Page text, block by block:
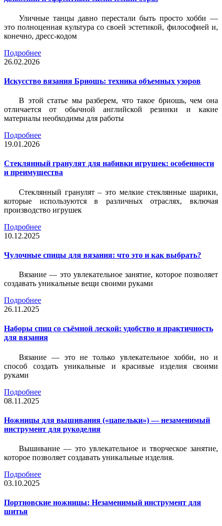
Уличные танцы давно перестали быть просто хобби —
это полноценная культура со своей эстетикой, философией и,
конечно, дресс-кодом
Подробнее
26.02.2026
Искусство вязания Бриошь: техника объемных узоров
В этой статье мы разберем, что такое бриошь, чем она
отличается от обычной английской резинки и какие
материалы необходимы для работы
Подробнее
19.01.2026
Стеклянный гранулят для набивки игрушек: особенности
и преимущества
Стеклянный гранулят – это мелкие стеклянные шарики,
которые используются в различных отраслях, включая
производство игрушек
Подробнее
10.12.2025
Чулочные спицы для вязания: что это и как выбрать?
Вязание — это увлекательное занятие, которое позволяет
создавать уникальные вещи своими руками
Подробнее
26.11.2025
Наборы спиц со съёмной леской: удобство и практичность
для вязания
Вязание — это не только увлекательное хобби, но и
способ создать уникальные и красивые изделия своими
руками
Подробнее
08.11.2025
Ножницы для вышивания («цапельки») — незаменимый
инструмент для рукоделия
Вышивание — это увлекательное и творческое занятие,
которое позволяет создавать уникальные изделия.
Подробнее
03.10.2025
Портновские ножницы: Незаменимый инструмент для
шитья